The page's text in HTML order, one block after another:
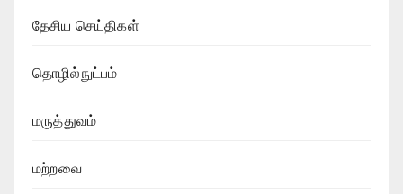
தேசிய செய்திகள்
தொழில்நுட்பம்
மருத்துவம்
மற்றவை